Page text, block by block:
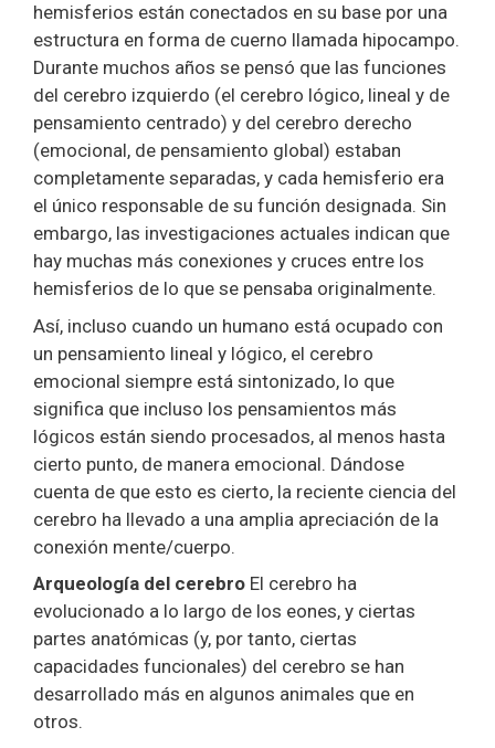
hemisferios están conectados en su base por una
estructura en forma de cuerno llamada hipocampo.
Durante muchos años se pensó que las funciones
del cerebro izquierdo (el cerebro lógico, lineal y de
pensamiento centrado) y del cerebro derecho
(emocional, de pensamiento global) estaban
completamente separadas, y cada hemisferio era
el único responsable de su función designada. Sin
embargo, las investigaciones actuales indican que
hay muchas más conexiones y cruces entre los
hemisferios de lo que se pensaba originalmente.
Así, incluso cuando un humano está ocupado con
un pensamiento lineal y lógico, el cerebro
emocional siempre está sintonizado, lo que
significa que incluso los pensamientos más
lógicos están siendo procesados, al menos hasta
cierto punto, de manera emocional. Dándose
cuenta de que esto es cierto, la reciente ciencia del
cerebro ha llevado a una amplia apreciación de la
conexión mente/cuerpo.
Arqueología del cerebro El cerebro ha
evolucionado a lo largo de los eones, y ciertas
partes anatómicas (y, por tanto, ciertas
capacidades funcionales) del cerebro se han
desarrollado más en algunos animales que en
otros.